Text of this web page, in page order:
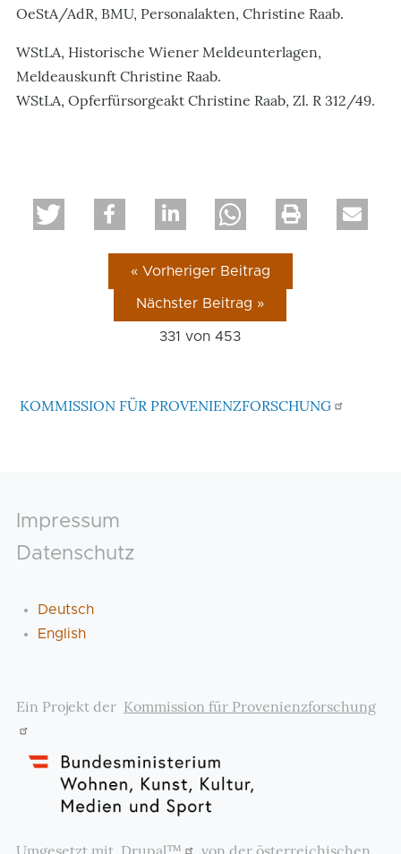
OeStA/AdR, BMU, Personalakten, Christine Raab.
WStLA, Historische Wiener Meldeunterlagen,
Meldeauskunft Christine Raab.
WStLA, Opferfürsorgeakt Christine Raab, Zl. R 312/49.
« Vorheriger Beitrag
Nächster Beitrag »
331 von453
KOMMISSION FÜR PROVENIENZFORSCHUNG
Footer
Impressum
Datenschutz
Deutsch
English
Ein Projekt der Kommission für Provenienzforschung